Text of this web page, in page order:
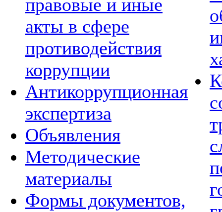
правовые и иные
акты в сфере
противодействия
коррупции
Антикоррупционная
экспертиза
Объявления
Методические
материалы
Формы документов,